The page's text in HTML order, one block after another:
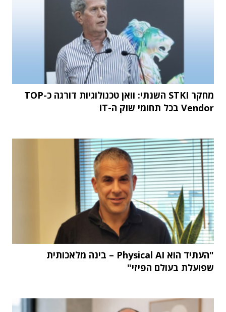
מחקר STKI השנתי: וואן טכנולוגיות דורגה כ-TOP
Vendor בכל תחומי שוק ה-IT
"העתיד הוא Physical AI – בינה מלאכותית
שפועלת בעולם הפיזי"